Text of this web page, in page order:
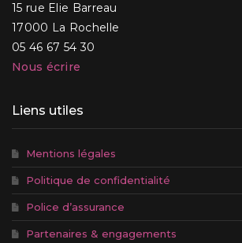
15 rue Elie Barreau
17000 La Rochelle
05 46 67 54 30
Nous écrire
Liens utiles
Mentions légales
Politique de confidentialité
Police d’assurance
Partenaires & engagements